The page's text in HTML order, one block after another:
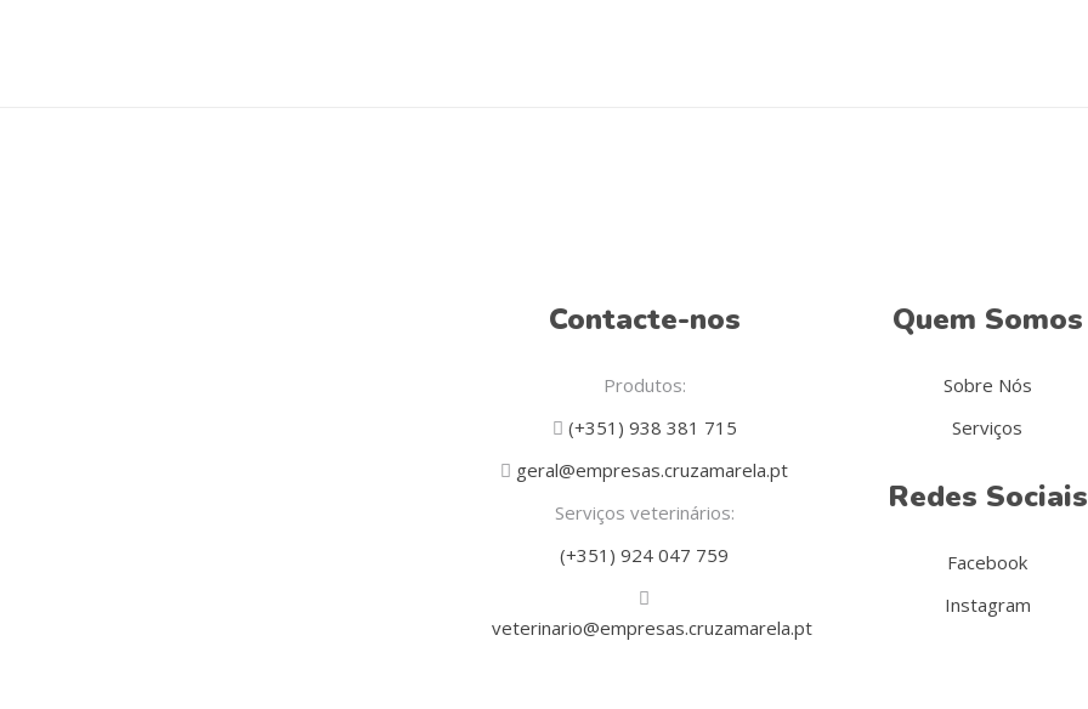
Contacte-nos
Produtos:
(+351) 938 381 715
geral@empresas.cruzamarela.pt
Serviços veterinários:
(+351) 924 047 759
veterinario@empresas.cruzamarela.pt
Quem Somos
Sobre Nós
Serviços
Redes Sociais
Facebook
Instagram